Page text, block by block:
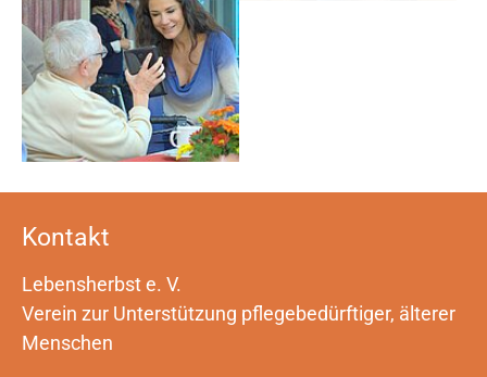
Show larger version
Kontakt
Lebensherbst e. V.
Verein zur Unterstützung pflegebedürftiger, älterer
Menschen